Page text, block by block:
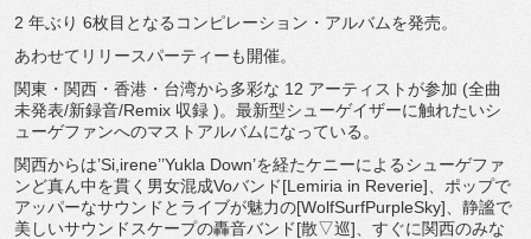
2 年ぶり 6枚目となるコンピレーション・アルバムを発売。
あわせてリリースパーティーも開催。
関東・関西・香港・台湾から多彩な 12 アーティストが参加 (全曲
未発表/新録音/Remix 収録 )。 最新型シューゲイザーに触れたいシ
ューゲファンへのマストアルバムになっている。
関西からは’Si,irene’’Yukla Down’を経たケニーによるシューゲファ
ンど真ん中を貫く男女混成Voバンド[Lemiria in Reverie]、 ポップで
アッパーなサウンドとライブが魅力の[WolfSurfPurpleSky]、 静謐で
美しいサウンドスケープの轟音バンド[散▽巡]、 すぐに関西のみな